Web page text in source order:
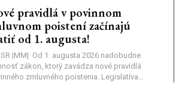
pravidlá v povinnom
poistení začínajú
od 1. augusta!
SR |MM| Od 1. augusta 2026 nadobudne
zákon, ktorý zavádza nové pravidlá
zmluvného poistenia. Legislatíva...